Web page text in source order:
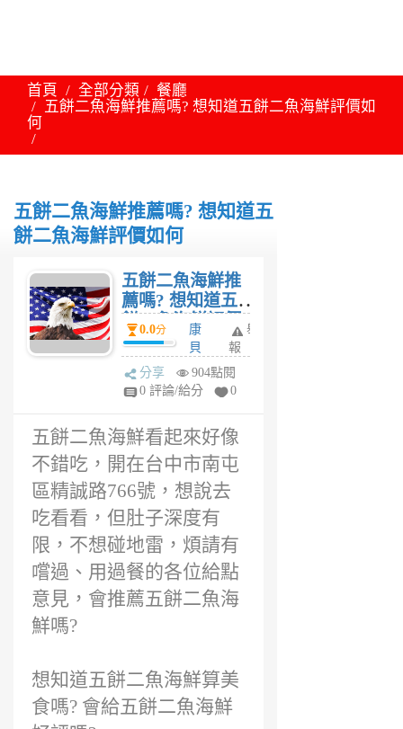
首頁 全部分類
餐廳
五餅二魚海鮮推薦嗎? 想知道五餅二魚海鮮評價如
何
五餅二魚海鮮推薦嗎? 想知道五
餅二魚海鮮評價如何
五餅二魚海鮮推
薦嗎? 想知道五
餅二魚海鮮評價
如何
0.0分
康
貝
特
6
舉
報
分享
904點閱
0 評論/給分
0
五餅二魚海鮮看起來好像
不錯吃，開在台中市南屯
區精誠路766號，想說去
吃看看，但肚子深度有
限，不想碰地雷，煩請有
嚐過、用過餐的各位給點
意見，會推薦五餅二魚海
鮮嗎?
想知道五餅二魚海鮮算美
食嗎? 會給五餅二魚海鮮